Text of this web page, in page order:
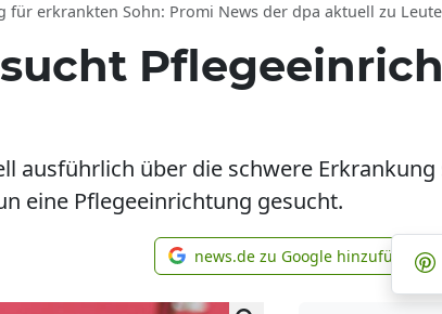
für erkrankten Sohn: Promi News der dpa aktuell zu
ausführlich über die schwere Erkrankung
eine Pflegeeinrichtung gesucht.
news.de zu
news.de zu Google hinzufügen